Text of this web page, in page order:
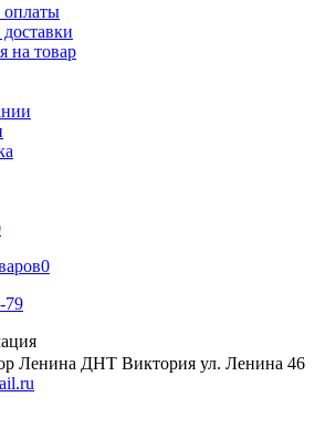
оплаты
на товар
0
79
Ленина ДНТ Виктория ул. Ленина 46